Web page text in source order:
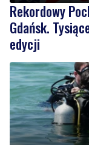
Rekordowy
Gdańsk.
edycji